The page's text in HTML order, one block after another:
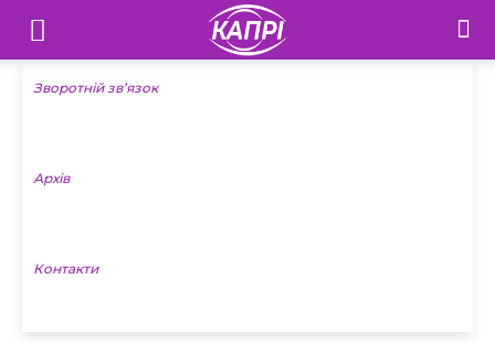
Телебачення
«Капрі»
Новини
Зворотній зв’язок
Архів
Контакти